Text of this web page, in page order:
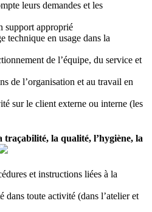
leurs demandes et les
support approprié
technique en usage dans la
de l’équipe, du service et
de l’organisation et au travail en
sur le client externe ou interne (les
traçabilité, la qualité, l’hygiène, la
et instructions liées à la
dans toute activité (dans l’atelier et